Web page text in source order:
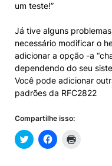
um teste!”
Já tive alguns
necessário modificar o
adicionar a opção -a
dependendo do seu
Você pode adicionar
padrões da RFC2822
Compartilhe isso: